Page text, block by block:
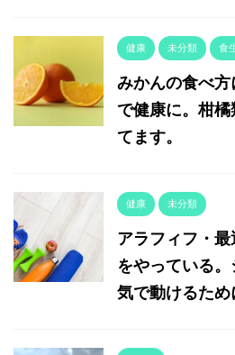
健康 未分類 食
みかんの食べ
で健康に。柑
てます。
健康 未分類
アラフィフ・
をやっている
気で動けるため